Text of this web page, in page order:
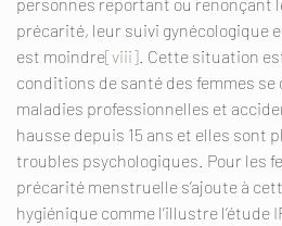
précarité, leur suivi gynécologique
est moindre[viii] . Cette situation
conditions de santé des femmes
maladies professionnelles et
hausse depuis 15 ans et elles sont
troubles psychologiques. Pour les
précarité menstruelle s’ajoute à
hygiénique comme l’illustre l’étude